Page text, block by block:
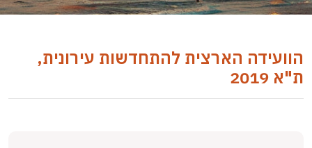
הוועידה הארצית להתחדשות עירונית,
ת"א 2019